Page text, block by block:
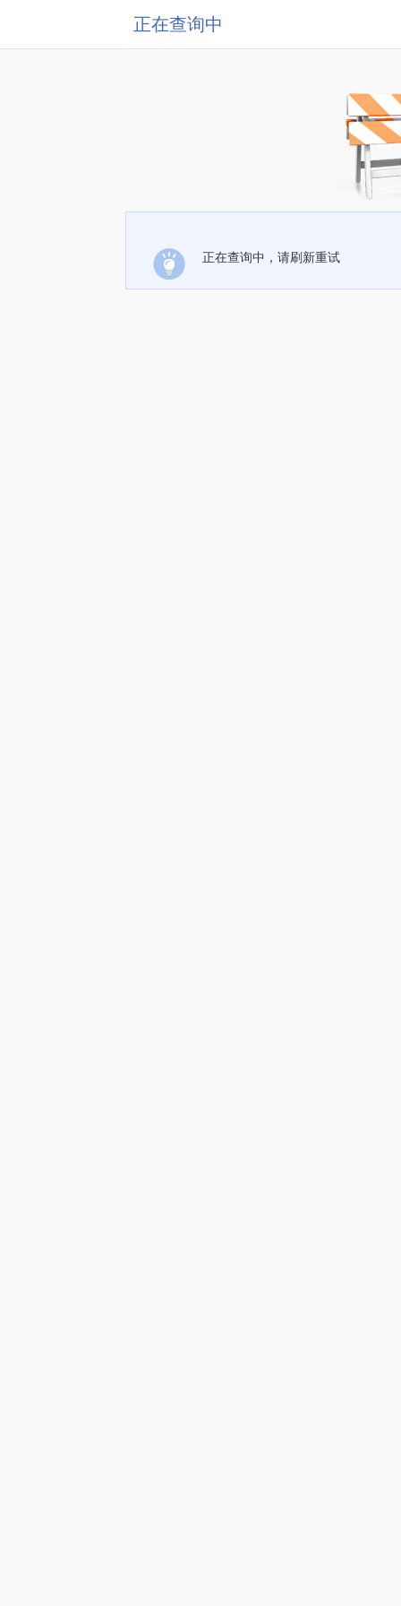
正在查询中
正在查询中，请刷新重试